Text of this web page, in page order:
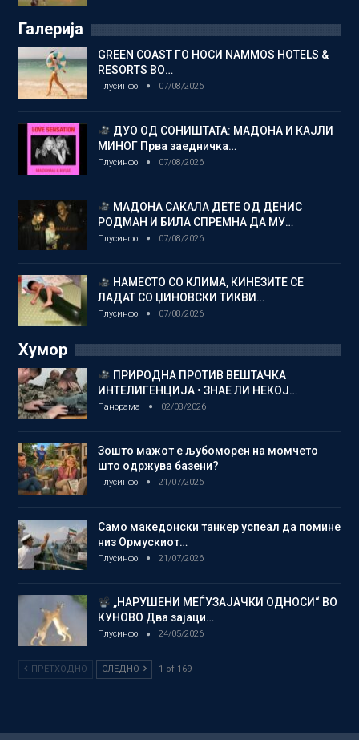
Галерија
GREEN COAST ГО НОСИ NAMMOS HOTELS &
RESORTS ВО…
Плусинфо 07/08/2026
ДУО ОД СОНИШТАТА: МАДОНА И КАЈЛИ
МИНОГ Прва заедничка…
Плусинфо 07/08/2026
МАДОНА САКАЛА ДЕТЕ ОД ДЕНИС
РОДМАН И БИЛА СПРЕМНА ДА МУ…
Плусинфо 07/08/2026
НАМЕСТО СО КЛИМА, КИНЕЗИТЕ СЕ
ЛАДАТ СО ЏИНОВСКИ ТИКВИ…
Плусинфо 07/08/2026
Хумор
ПРИРОДНА ПРОТИВ ВЕШТАЧКА
ИНТЕЛИГЕНЦИЈА • ЗНАЕ ЛИ НЕКОЈ…
Панорама 02/08/2026
Зошто мажот е љубоморен на момчето
што одржува базени?
Плусинфо 21/07/2026
Само македонски танкер успеал да помине
низ Ормускиот…
Плусинфо 21/07/2026
„НАРУШЕНИ МЕЃУЗАЈАЧКИ ОДНОСИ“ ВО
КУНОВО Два зајаци…
Плусинфо 24/05/2026
ПРЕТХОДНО СЛЕДНО 1 of 169